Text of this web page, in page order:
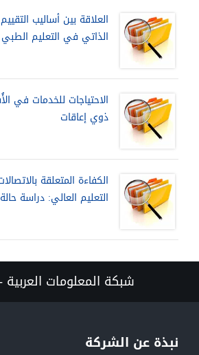
العلاقة بين أساليب
الذاتي في التعليم الطبي
الاحتياجات للخدمات في
ذوي إعاقات
الكفاءة المتعلقة
التعليم العالي: دراسة
شبكة المعلومات
نبذة عن الشركة